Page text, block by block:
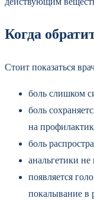
Когда
Стоит показаться
боль слишком
боль
на
боль
анальгетики
появляется
покалывание в